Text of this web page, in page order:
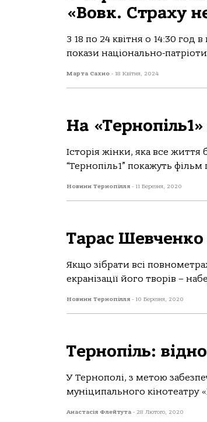
«Вовк. Страху
З 18 по 24 квітня о 14:30 год
покaзи нaціонaльно-
Марта Сахно - 18 Квітня, 2024
На
Історія жінки, яка все життя
“Тернопіль1” покажуть
Новини Тернопілля - 11 Березня, 2020
Тарас Шевченко
Якщо зібрати всі
екранізації його творів –
Новини Тернопілля - 10 Березня, 2020
Тернопіль:
У Тернополі, з метою
муніципального кінотеатру
Анастасія Флейтута - 28 Лютого, 2020